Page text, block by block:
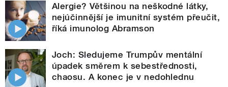
Alergie? Většinou na neškodné látky,
nejúčinnější je imunitní systém přeučit,
říká imunolog Abramson
Joch: Sledujeme Trumpův mentální
úpadek směrem k sebestřednosti,
chaosu. A konec je v nedohlednu